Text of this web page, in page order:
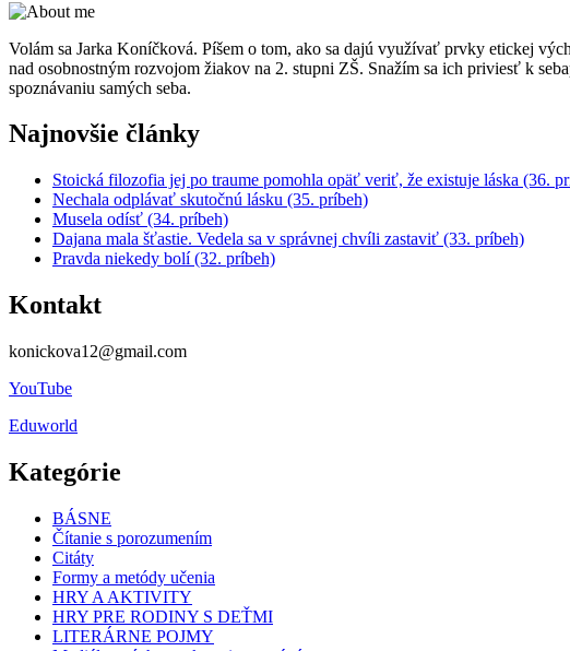
Volám sa Jarka Koníčková. Píšem o tom, ako sa dajú využívať prvky etickej
nad osobnostným rozvojom žiakov na 2. stupni ZŠ. Snažím sa ich priviesť k
spoznávaniu samých seba.
Najnovšie články
Stoická filozofia jej po traume pomohla opäť veriť, že existuje láska (36.
Nechala odplávať skutočnú lásku (35. príbeh)
Musela odísť (34. príbeh)
Dajana mala šťastie. Vedela sa v správnej chvíli zastaviť (33. príbeh)
Pravda niekedy bolí (32. príbeh)
Kontakt
konickova12@gmail.com
YouTube
Eduworld
Kategórie
BÁSNE
Čítanie s porozumením
Citáty
Formy a metódy učenia
HRY A AKTIVITY
HRY PRE RODINY S DEŤMI
LITERÁRNE POJMY